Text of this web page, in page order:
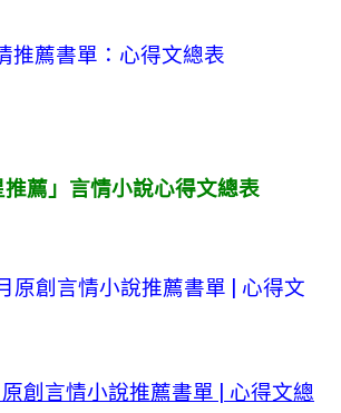
推薦書單：心得文總表
薦」言情小說心得文總表
原創言情小說推薦書單 | 心得文
創言情小說推薦書單 | 心得文總